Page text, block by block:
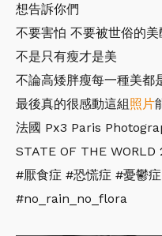
想告訴你們
不要害怕 不要被世俗的美
不是只有瘦才是美
不論高矮胖瘦每一種美都
最後真的很感動這組照片
法國 Px3 Paris
STATE OF THE WORLD
#厭食症 #恐慌症 #憂鬱症
#no_rain_no_flora